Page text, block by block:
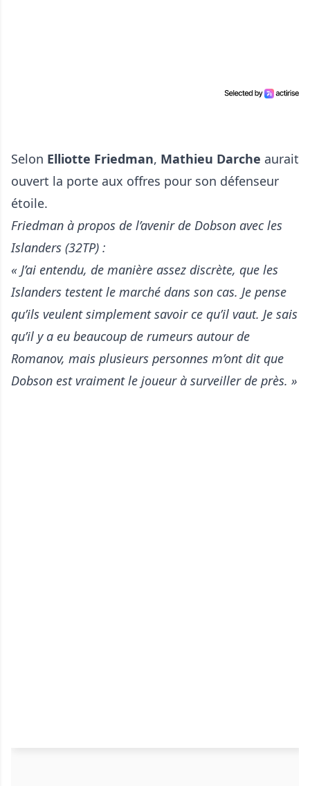
Selon Elliotte Friedman, Mathieu Darche aurait
ouvert la porte aux offres pour son défenseur
étoile.
Friedman à propos de l’avenir de Dobson avec les
Islanders (32TP) :
« J’ai entendu, de manière assez discrète, que les
Islanders testent le marché dans son cas. Je pense
qu’ils veulent simplement savoir ce qu’il vaut. Je sais
qu’il y a eu beaucoup de rumeurs autour de
Romanov, mais plusieurs personnes m’ont dit que
Dobson est vraiment le joueur à surveiller de près. »